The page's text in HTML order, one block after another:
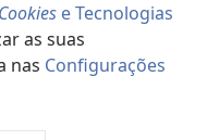
Cookies e Tecnologias
as suas
nas Configurações
Society of Pennsylvania.